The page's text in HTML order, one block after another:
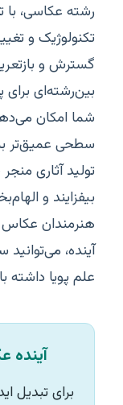
رشته عکاسی،
تکنولوژیک و
گسترش و
بین‌رشته‌ای برای
شما امکان
سطحی عمیق‌تر به
تولید آثاری
بیفزایند و
هنرمندان عکاس
آینده،
علم پویا داشته
برای تبدیل